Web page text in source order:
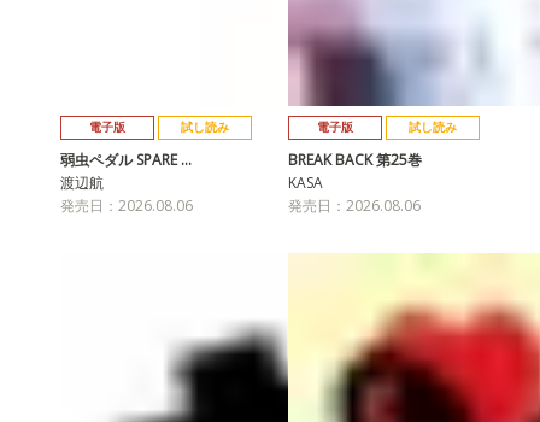
電子版 試し読み
弱虫ペダル SPARE …
渡辺航
発売日：2026.08.06
電子版 試し読み
BREAK BACK 第25巻
KASA
発売日：2026.08.06